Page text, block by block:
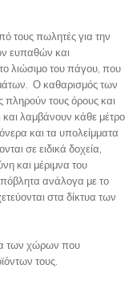
τους πωλητές για την
ευπαθών και
λιώσιμο του πάγου, που
Ο καθαρισμός των
πληρούν τους όρους και
λαμβάνουν κάθε μέτρο
και τα υπολείμματα
σε ειδικά δοχεία,
και μέριμνα του
ανάλογα με το
στα δίκτυα των
των χώρων που
τους.